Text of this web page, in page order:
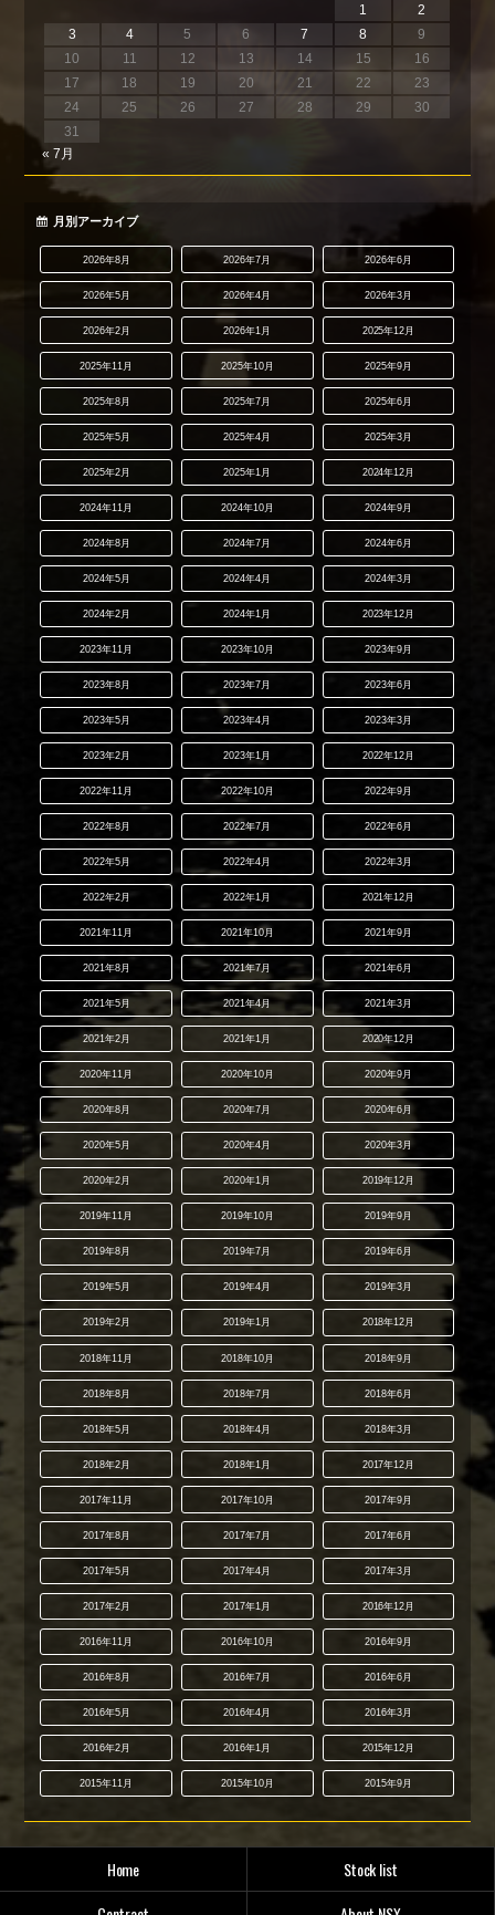
1
2
3
4 5 6 7 8
9
10
11 12 13 14 15
16
17
18 19 20 21 22
23
24
25 26 27 28 29
30
31
« 7月
月別アーカイブ
2026年8月 2026年7月 2026年6月
2026年5月 2026年4月 2026年3月
2026年2月 2026年1月 2025年12月
2025年11月 2025年10月 2025年9月
2025年8月 2025年7月 2025年6月
2025年5月 2025年4月 2025年3月
2025年2月 2025年1月 2024年12月
2024年11月 2024年10月 2024年9月
2024年8月 2024年7月 2024年6月
2024年5月 2024年4月 2024年3月
2024年2月 2024年1月 2023年12月
2023年11月 2023年10月 2023年9月
2023年8月 2023年7月 2023年6月
2023年5月 2023年4月 2023年3月
2023年2月 2023年1月 2022年12月
2022年11月 2022年10月 2022年9月
2022年8月 2022年7月 2022年6月
2022年5月 2022年4月 2022年3月
2022年2月 2022年1月 2021年12月
2021年11月 2021年10月 2021年9月
2021年8月 2021年7月 2021年6月
2021年5月 2021年4月 2021年3月
2021年2月 2021年1月 2020年12月
2020年11月 2020年10月 2020年9月
2020年8月 2020年7月 2020年6月
2020年5月 2020年4月 2020年3月
2020年2月 2020年1月 2019年12月
2019年11月 2019年10月 2019年9月
2019年8月 2019年7月 2019年6月
2019年5月 2019年4月 2019年3月
2019年2月 2019年1月 2018年12月
2018年11月 2018年10月 2018年9月
2018年8月 2018年7月 2018年6月
2018年5月 2018年4月 2018年3月
2018年2月 2018年1月 2017年12月
2017年11月 2017年10月 2017年9月
2017年8月 2017年7月 2017年6月
2017年5月 2017年4月 2017年3月
2017年2月 2017年1月 2016年12月
2016年11月 2016年10月 2016年9月
2016年8月 2016年7月 2016年6月
2016年5月 2016年4月 2016年3月
2016年2月 2016年1月 2015年12月
2015年11月 2015年10月 2015年9月
Home
Stock list